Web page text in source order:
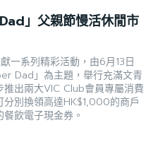
」父親節慢活休閒市
一系列精彩活動，由6月13日
Dad」為主題，舉行充滿文青
出兩大VIC Club會員專屬消費
別換領高達HK$1,000的商戶
飲電子現金券。